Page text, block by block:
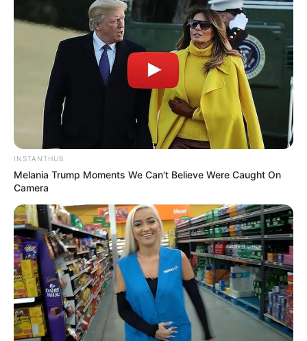
30 0 0
INSTANTHUB
Melania Trump Moments We Can't Believe Were Caught On
Camera